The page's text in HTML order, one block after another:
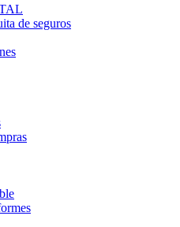
de seguros